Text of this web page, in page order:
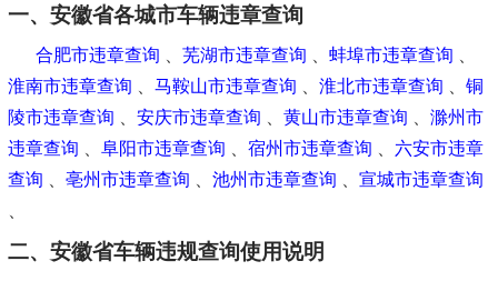
一、安徽省各城市车辆违章查询
合肥市违章查询 芜湖市违章查询 蚌埠市违章查询
淮南市违章查询
马鞍山市违章查询 淮北市违章查询
铜
陵市违章查询
安庆市违章查询 黄山市违章查询
滁州市
违章查询
阜阳市违章查询 宿州市违章查询
六安市违章
查询
亳州市违章查询 池州市违章查询
宣城市违章查询
二、安徽省车辆违规查询使用说明